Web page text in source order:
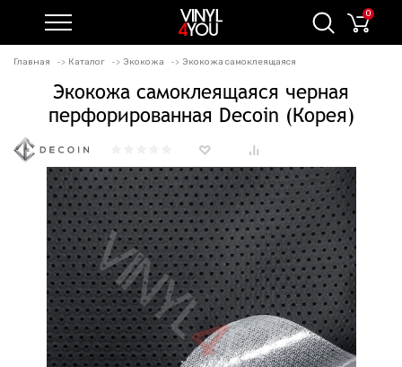
0
Главная Каталог Экокожа Экокожа самоклеящаяся
Экокожа самоклеящаяся черная
перфорированная Decoin (Корея)